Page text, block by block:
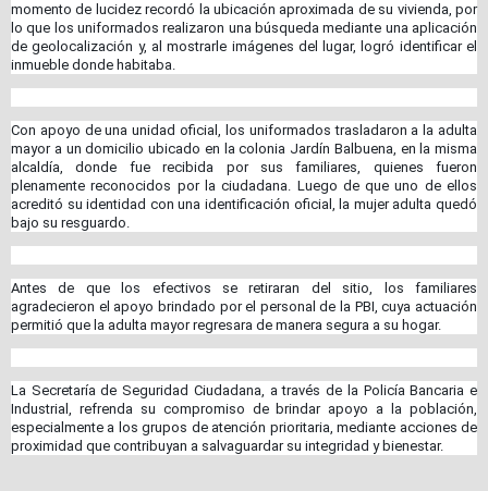
momento de lucidez recordó la ubicación aproximada de su vivienda, por
lo que los uniformados realizaron una búsqueda mediante una aplicación
de geolocalización y, al mostrarle imágenes del lugar, logró identificar el
inmueble donde habitaba.
Con apoyo de una unidad oficial, los uniformados trasladaron a la adulta
mayor a un domicilio ubicado en la colonia Jardín Balbuena, en la misma
alcaldía, donde fue recibida por sus familiares, quienes fueron
plenamente reconocidos por la ciudadana. Luego de que uno de ellos
acreditó su identidad con una identificación oficial, la mujer adulta quedó
bajo su resguardo.
Antes de que los efectivos se retiraran del sitio, los familiares
agradecieron el apoyo brindado por el personal de la PBI, cuya actuación
permitió que la adulta mayor regresara de manera segura a su hogar.
La Secretaría de Seguridad Ciudadana, a través de la Policía Bancaria e
Industrial, refrenda su compromiso de brindar apoyo a la población,
especialmente a los grupos de atención prioritaria, mediante acciones de
proximidad que contribuyan a salvaguardar su integridad y bienestar.